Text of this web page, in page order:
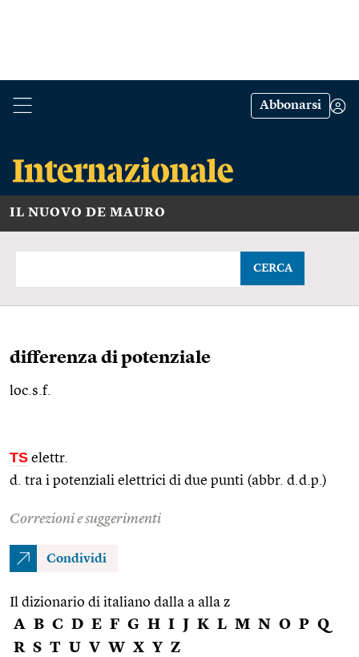
Abbonarsi
IL NUOVO DE MAURO
CERCA
differenza di potenziale
loc.s.f.
TS elettr.
d. tra i potenziali elettrici di due punti (abbr. d.d.p.)
Correzioni e suggerimenti
Condividi
Il dizionario di italiano dalla a alla z
A B C D E F G H I J K L M N O P Q
R S T U V W X Y Z